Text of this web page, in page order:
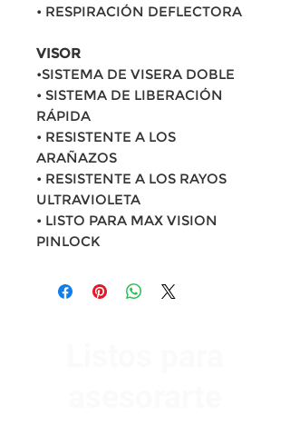
• RESPIRACIÓN DEFLECTORA
VISOR
•SISTEMA DE VISERA DOBLE
• SISTEMA DE LIBERACIÓN
RÁPIDA
• RESISTENTE A LOS
ARAÑAZOS
• RESISTENTE A LOS RAYOS
ULTRAVIOLETA
• LISTO PARA MAX VISION
PINLOCK